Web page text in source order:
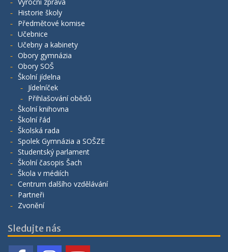
Historie školy
Předmětové komise
Učebnice
Učebny a kabinety
Obory gymnázia
Obory SOŠ
Školní jídelna
Jídelníček
Přihlašování obědů
Školní knihovna
Školní řád
Školská rada
Spolek Gymnázia a SOŠZE
Studentský parlament
Školní časopis Šach
Škola v médiích
Centrum dalšího vzdělávání
Partneři
Zvonění
Sledujte nás